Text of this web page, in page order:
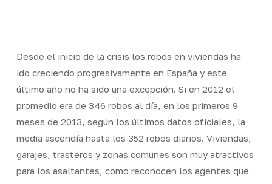
contentDesde el inicio de la crisis los robos en viviendas ha
ido creciendo progresivamente en España y este
último año no ha sido una excepción. Si en 2012 el
promedio era de 346 robos al día, en los primeros 9
meses de 2013, según los últimos datos oficiales, la
media ascendía hasta los 352 robos diarios. Viviendas,
garajes, trasteros y zonas comunes son muy atractivos
para los asaltantes, como reconocen los agentes que